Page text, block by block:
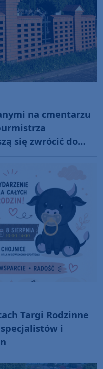
na cmentarzu
się zwrócić do
Targi Rodzinne
i